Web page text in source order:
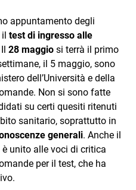
e infografiche.
da docenti esperti
trattano tutti gli argomenti
il percorso scolastico,
un linguaggio semplice e
multimediali a supporto
appuntamento degli
test di ingresso alle
28 maggio si terrà il primo
il 5 maggio, sono
dell’Università e della
Non si sono fatte
su certi quesiti ritenuti
sanitario, soprattutto in
generali. Anche il
è unito alle voci di critica
per il test, che ha